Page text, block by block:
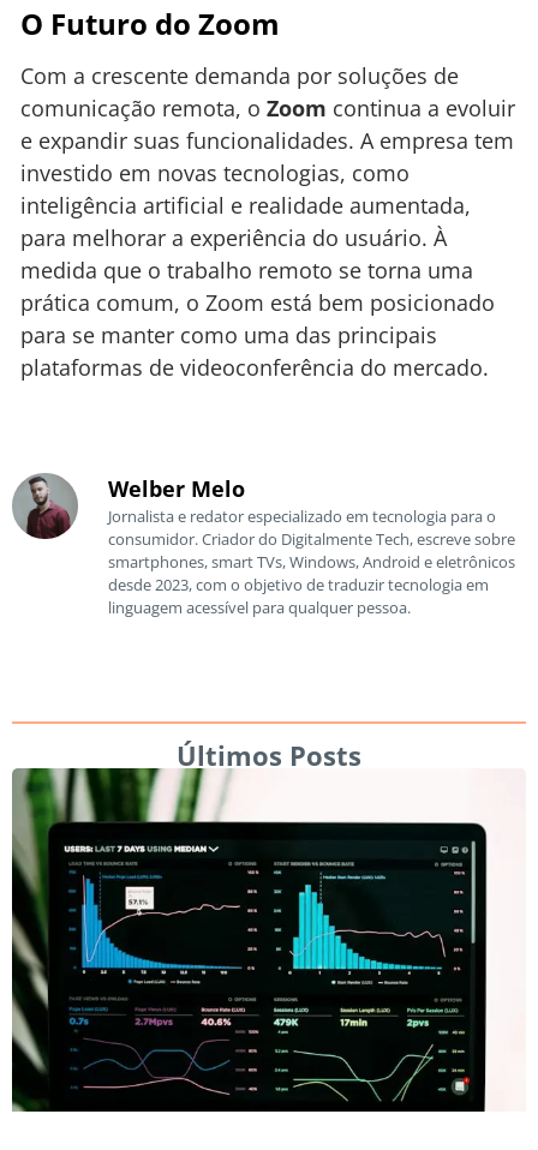
O Futuro do Zoom
Com a crescente demanda por soluções de
comunicação remota, o Zoom continua a evoluir
e expandir suas funcionalidades. A empresa tem
investido em novas tecnologias, como
inteligência artificial e realidade aumentada,
para melhorar a experiência do usuário. À
medida que o trabalho remoto se torna uma
prática comum, o Zoom está bem posicionado
para se manter como uma das principais
plataformas de videoconferência do mercado.
Welber Melo
Jornalista e redator especializado em tecnologia para o
consumidor. Criador do Digitalmente Tech, escreve sobre
smartphones, smart TVs, Windows, Android e eletrônicos
desde 2023, com o objetivo de traduzir tecnologia em
linguagem acessível para qualquer pessoa.
Últimos Posts